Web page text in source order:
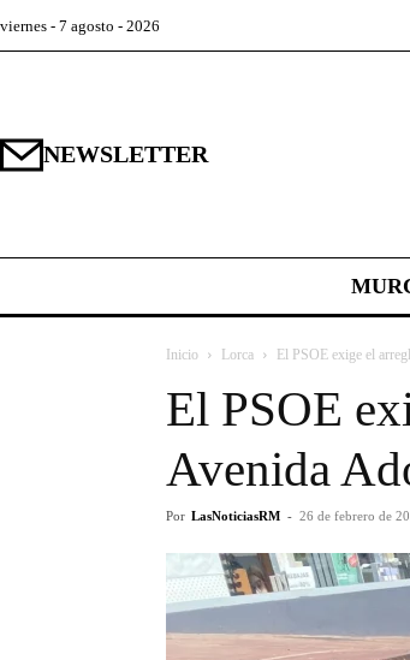
viernes - 7 agosto - 2026
NEWSLETTER
Inicio Lorca El PSOE exige el
El PSOE
Avenida
Por LasNoticiasRM - 26 de febrero de